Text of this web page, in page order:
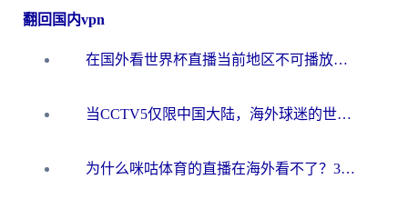
翻回国内vpn
在国外看世界杯直播当前地区不可播放？海外党必看的回国加速全攻略
当CCTV5仅限中国大陆，海外球迷的世界杯狂欢如何继续？
为什么咪咕体育的直播在海外看不了？3步解决海外看世界杯+抖音地区限制难题